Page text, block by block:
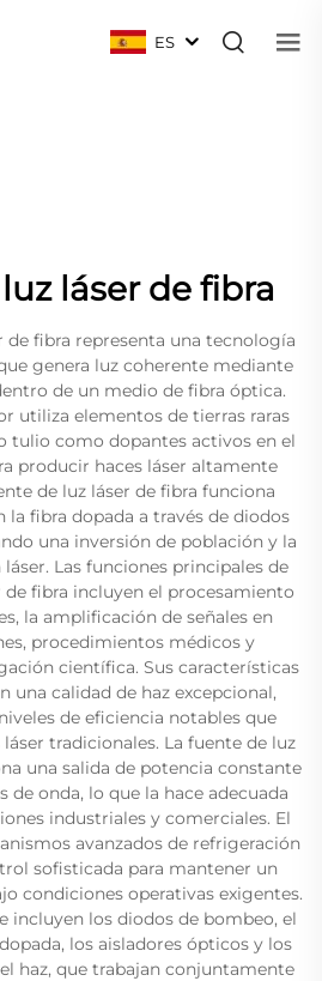
ES
láser de fibra
de fibra representa una tecnología
genera luz coherente mediante
de un medio de fibra óptica.
utiliza elementos de tierras raras
tulio como dopantes activos en el
producir haces láser altamente
de luz láser de fibra funciona
la fibra dopada a través de diodos
una inversión de población y la
Las funciones principales de
de fibra incluyen el procesamiento
la amplificación de señales en
procedimientos médicos y
científica. Sus características
una calidad de haz excepcional,
de eficiencia notables que
tradicionales. La fuente de luz
una salida de potencia constante
de onda, lo que la hace adecuada
industriales y comerciales. El
avanzados de refrigeración
sofisticada para mantener un
condiciones operativas exigentes.
incluyen los diodos de bombeo, el
los aisladores ópticos y los
haz, que trabajan conjuntamente